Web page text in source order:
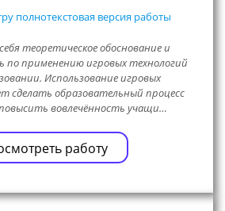
полнотекстовая версия работы
теоретическое обоснование и
по применению игровых технологий
Использование игровых
сделать образовательный процесс
вовлечённость учащи…
работу